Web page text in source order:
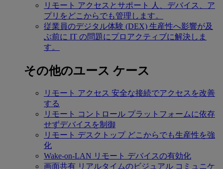
リモート アクセスとサポート
人、デバイス、ア
プリをどこからでも管理します。
従業員のデジタル体験 (DEX) 生産性へ影響が及
ぶ前に IT の問題にプロアクティブに解決しま
す。
その他のユース ケース
リモート アクセス 安全な接続でアクセスを改善
する
リモート コントロール プラットフォームに依存
せずデバイスを制御
リモート デスクトップ どこからでも生産性を強
化
Wake-on-LAN リモート デバイスの有効化
画面共有 リアルタイムのビジュアル コミュニケ